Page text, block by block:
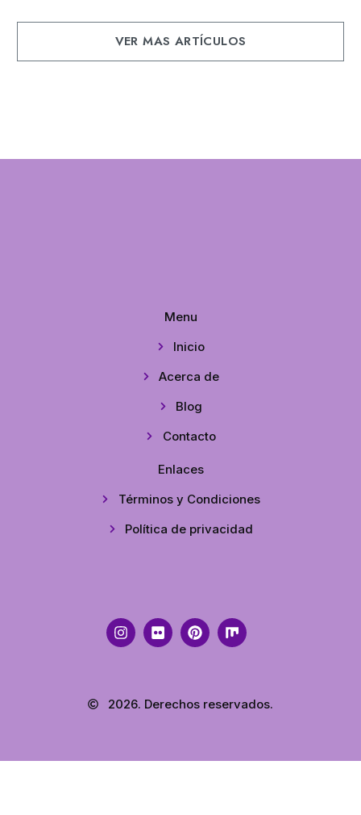
VER MAS ARTÍCULOS
Menu
Inicio
Acerca de
Blog
Contacto
Enlaces
Términos y Condiciones
Política de privacidad
2026. Derechos reservados.